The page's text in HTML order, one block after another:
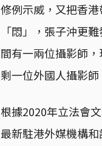
修例示威，又把香
「悶」，張子沖更
間有一兩位攝影師
剩一位外國人攝影師
根據2020年立法會
最新駐港外媒機構